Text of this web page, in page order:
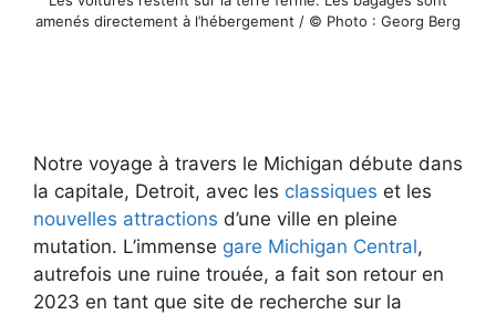
amenés directement à l’hébergement / © Photo : Georg Berg
Notre voyage à travers le Michigan débute dans
la capitale, Detroit, avec les classiques et les
nouvelles attractions d’une ville en pleine
mutation. L’immense gare Michigan Central,
autrefois une ruine trouée, a fait son retour en
2023 en tant que site de recherche sur la